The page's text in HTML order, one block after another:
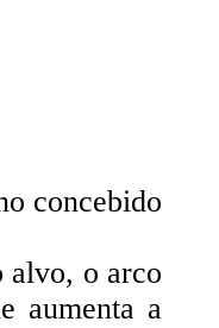
concebido
alvo, o arco
aumenta a